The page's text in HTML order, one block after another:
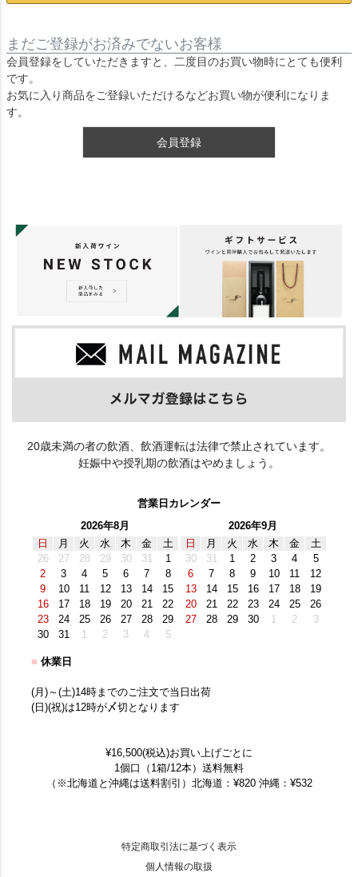
まだご登録がお済みでないお客様
会員登録をしていただきますと、二度目のお買い物時にとても便利
です。
お気に入り商品をご登録いただけるなどお買い物が便利になりま
す。
会員登録
20歳未満の者の飲酒、飲酒運転は法律で禁止されています。
妊娠中や授乳期の飲酒はやめましょう。
営業日カレンダー
2026年8月
日
月 火 水 木 金
土
26
27 28 29 30 31
1
2
3 4 5 6 7
8
9
10 11 12 13 14
15
16
17 18 19 20 21
22
23
24 25 26 27 28
29
30
31 1 2 3 4 5
2026年9月
日
月 火 水 木 金
土
30
31 1 2 3 4
5
6
7 8 9 10 11
12
13
14 15 16 17 18
19
20
21 22 23 24 25
26
27
28 29 30 1 2 3
■ 休業日
(月)～(土)14時までのご注文で当日出荷
(日)(祝)は12時が〆切となります
¥16,500(税込)お買い上げごとに
1個口（1箱/12本）送料無料
（※北海道と沖縄は送料割引）北海道：¥820 沖縄：¥532
特定商取引法に基づく表示
個人情報の取扱